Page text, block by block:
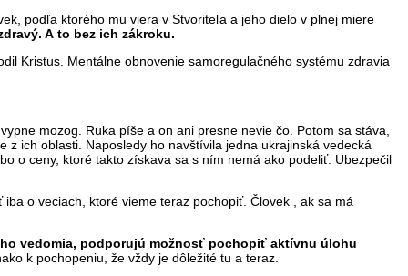
podľa ktorého mu viera v Stvoriteľa a jeho dielo v plnej miere
A to bez ich zákroku.
Kristus. Mentálne obnovenie samoregulačného systému zdravia
mozog. Ruka píše a on ani presne nevie čo. Potom sa stáva,
ich oblasti. Naposledy ho navštívila jedna ukrajinská vedecká
o ceny, ktoré takto získava sa s ním nemá ako podeliť. Ubezpečil
o veciach, ktoré vieme teraz pochopiť. Človek , ak sa má
vedomia, podporujú možnosť pochopiť aktívnu úlohu
k pochopeniu, že vždy je dôležité tu a teraz.